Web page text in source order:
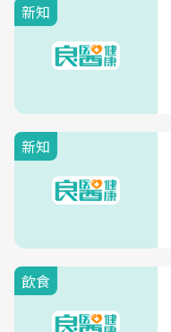
新知
新知
飲食